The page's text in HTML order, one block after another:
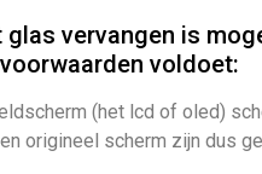
glas vervangen is
voldoet:
(het lcd of oled)
origineel scherm zijn dus